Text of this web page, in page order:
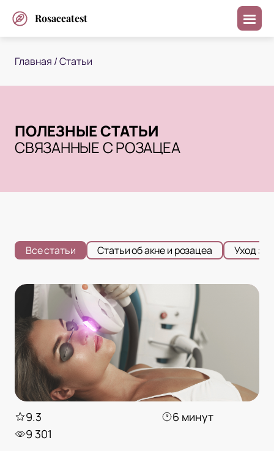
Rosaceatest
Главная /Статьи
ПОЛЕЗНЫЕ СТАТЬИ
СВЯЗАННЫЕ С РОЗАЦЕА
Все статьи Статьи об акне и розацеа Уход за
9.3
6 минут
9 301